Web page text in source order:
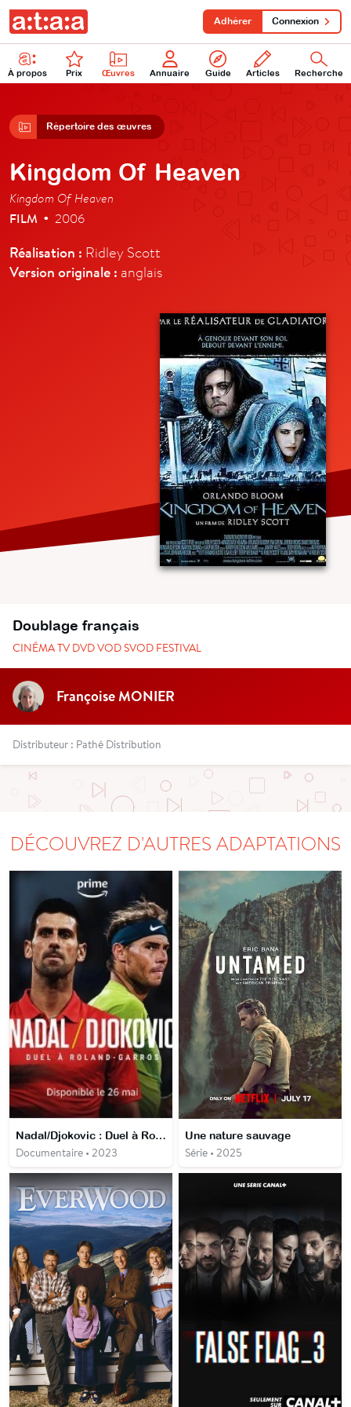
À propos Prix Œuvres Annuaire Guide Articles Recherche
Adhérer Connexion
Répertoire des œuvres
Kingdom Of Heaven
Kingdom Of Heaven
FILM • 2006
Réalisation : Ridley Scott
Version originale : anglais
Doublage français
CINÉMA TV DVD VOD SVOD FESTIVAL
Françoise MONIER
Distributeur : Pathé Distribution
DÉCOUVREZ D'AUTRES ADAPTATIONS
Nadal/Djokovic : Duel à Roland-Garros
Documentaire • 2023
Une nature sauvage
Série • 2025